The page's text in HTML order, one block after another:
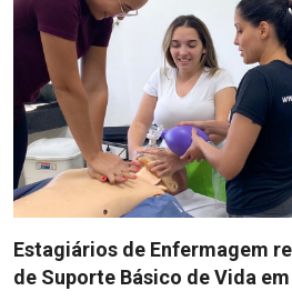
Estagiários de Enfermagem
de Suporte Básico de Vida em